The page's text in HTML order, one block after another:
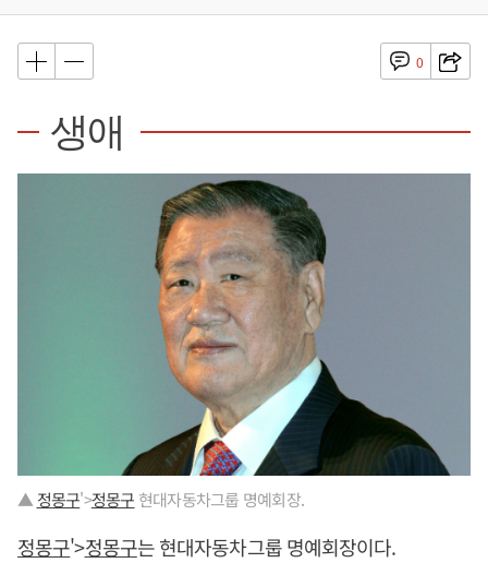
0
생애
▲ 정몽구'>정몽구 현대자동차그룹 명예회장.
정몽구'>정몽구는 현대자동차그룹 명예회장이다.